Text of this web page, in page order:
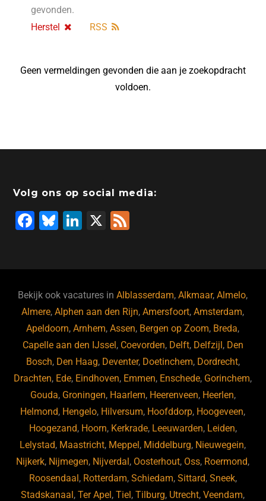
gevonden.
Herstel
RSS
Geen vermeldingen gevonden die aan je zoekopdracht
voldoen.
Volg ons op social media:
F
b
o
o
k
Bl
ky
Li
dI
n
X
Bekijk ook vacatures inAlblasserdam,Alkmaar,Almelo,
Almere,Alphen aan den Rijn,Amersfoort,Amsterdam,
Apeldoorn,Arnhem,Assen, Bergen op Zoom, Breda,
Capelle aan den IJssel , Coevorden, Delft, Delfzijl , Den
Bosch, Den Haag, Deventer, Doetinchem, Dordrecht,
Drachten, Ede, Eindhoven, Emmen, Enschede, Gorinchem,
Gouda, Groningen, Haarlem, Heerenveen, Heerlen,
Helmond, Hengelo, Hilversum, Hoofddorp, Hoogeveen,
Hoogezand, Hoorn, Kerkrade, Leeuwarden, Leiden,
Lelystad, Maastricht, Meppel , Middelburg, Nieuwegein,
Nijkerk, Nijmegen, Nijverdal , Oosterhout, Oss, Roermond,
Roosendaal , Rotterdam, Schiedam, Sittard, Sneek,
Stadskanaal ,Ter Apel ,Tiel ,Tilburg, Utrecht,Veendam,